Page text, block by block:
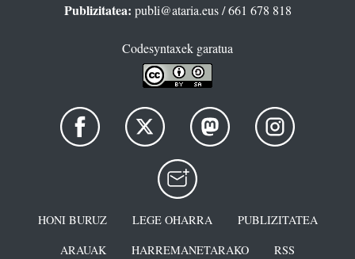
Publizitatea: publi@ataria.eus/ 661 678 818
Codesyntaxek garatua
HONI BURUZ LEGE OHARRA
PUBLIZITATEA
ARAUAK
HARREMANETARAKO RSS